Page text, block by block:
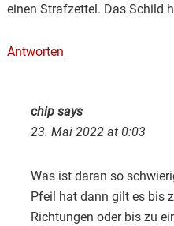
einen Strafzettel. Das Schild
Antworten
chip says
23. Mai 2022 at 0:03
Was ist daran so
Pfeil hat dann gilt es bis
Richtungen oder bis zu